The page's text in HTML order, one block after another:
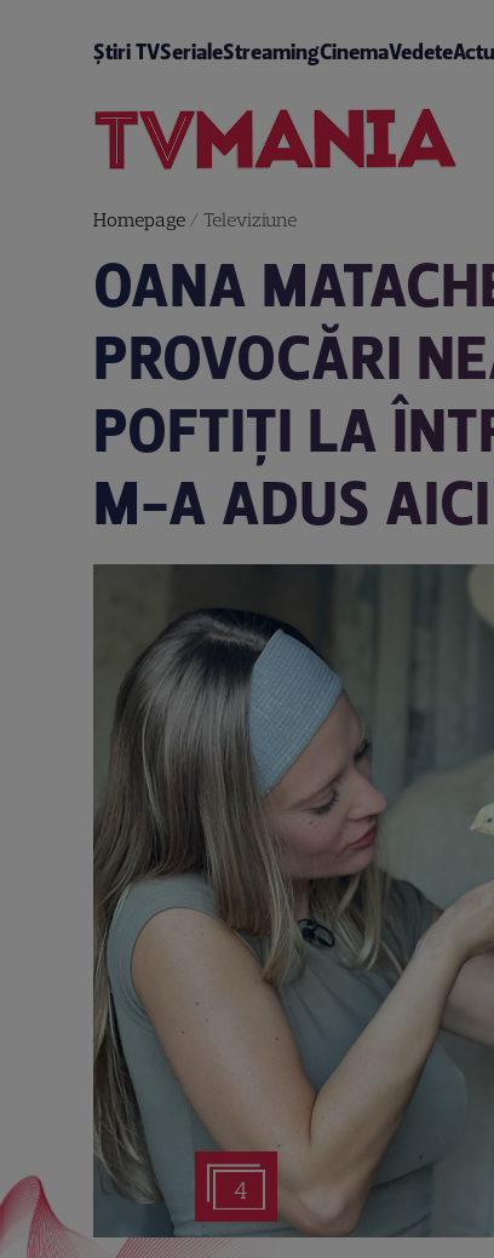
Știri TVSerialeStreamingCinemaVedete
Homepage/ Televiziune
OANA
PROVOCĂRI
POFTIȚI LA
M-A ADUS
4